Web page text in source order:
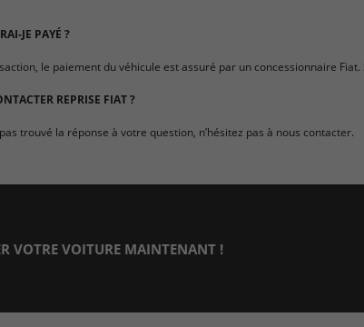
JE PAYÉ ?
le paiement du véhicule est assuré par un concessionnaire
REPRISE FIAT ?
pas trouvé la réponse à votre question, n’hésitez pas à nous contacter.
VOTRE VOITURE MAINTENANT !